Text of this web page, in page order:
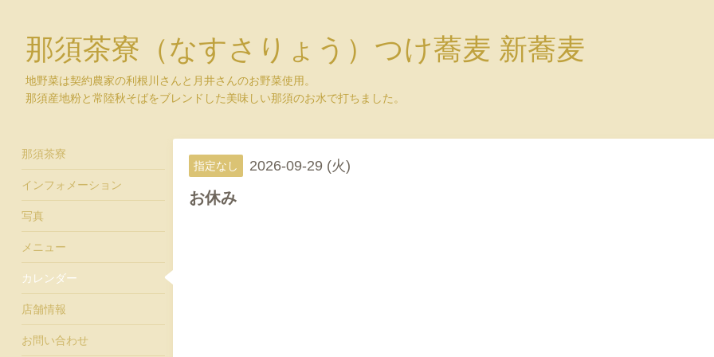
那須茶寮（なすさりょう）つけ蕎麦 新蕎麦
地野菜は契約農家の利根川さんと月井さんのお野菜使用。
那須産地粉と常陸秋そばをブレンドした美味しい那須のお水で打ちました。
指定なし 2026-09-29 (火)
お休み
那須茶寮
インフォメーション
写真
メニュー
カレンダー
店舗情報
お問い合わせ